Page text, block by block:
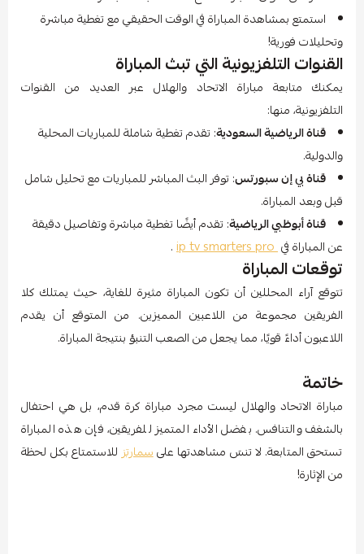
استمتع بمشاهدة المباراة في الوقت الحقيقي مع تغطية مباشرة
وتحليلات فورية!
القنوات التلفزيونية التي تبث المباراة
يمكنك متابعة مباراة الاتحاد والهلال عبر العديد من القنوات
التلفزيونية، منها:
قناة الرياضية السعودية: تقدم تغطية شاملة للمباريات المحلية
والدولية.
قناة بي إن سبورتس: توفر البث المباشر للمباريات مع تحليل شامل
قبل وبعد المباراة.
قناة أبوظبي الرياضية: تقدم أيضًا تغطية مباشرة وتفاصيل دقيقة
عن المباراة فيip tv smarters pro
.
توقعات المباراة
تتوقع آراء المحللين أن تكون المباراة مثيرة للغاية، حيث يمتلك كلا
الفريقين مجموعة من اللاعبين المميزين. من المتوقع أن يقدم
اللاعبون أداءً قويًا، مما يجعل من الصعب التنبؤ بنتيجة المباراة.
خاتمة
مباراة الاتحاد والهلال ليست مجرد مباراة كرة قدم، بل هي احتفال
بالشغف والتنافس. بفضل الأداء المتميز للفريقين، فإن هذه المباراة
تستحق المتابعة. لا تنسَ مشاهدتها علىسمارتزللاستمتاع بكل لحظة
من الإثارة!